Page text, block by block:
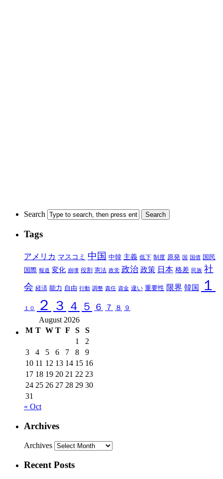
Search
Tags
アメリカ マスコミ 中国 中韓 主義 低下 制度 原発 国 国債 国民
国際 報道 変化 崩壊 役割 憲法 政党 政治 政策 日本 格差 民族 社
会 経済 能力 自由 行動 調整 責任 資金 違い 重要性 限界 韓国 １
１０ ２ ３ ４ ５ ６ ７ ８ ９
August 2026
M T W T F S
S
1
2
3
4 5 6 7 8
9
10 11 12 13 14 15 16
17 18 19 20 21 22 23
24 25 26 27 28 29 30
31
« Oct
Archives
Archives
Recent Posts